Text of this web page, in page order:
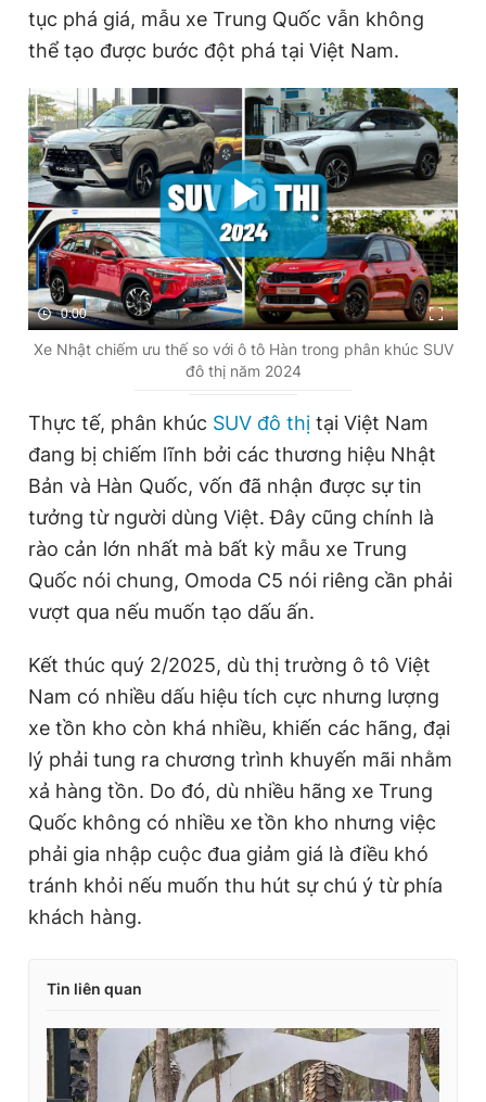
tục phá giá, mẫu xe Trung Quốc vẫn không
thể tạo được bước đột phá tại Việt Nam.
0:00
Xe Nhật chiếm ưu thế so với ô tô Hàn trong phân khúc SUV
đô thị năm 2024
Thực tế, phân khúc SUV đô thị tại Việt Nam
đang bị chiếm lĩnh bởi các thương hiệu Nhật
Bản và Hàn Quốc, vốn đã nhận được sự tin
tưởng từ người dùng Việt. Đây cũng chính là
rào cản lớn nhất mà bất kỳ mẫu xe Trung
Quốc nói chung, Omoda C5 nói riêng cần phải
vượt qua nếu muốn tạo dấu ấn.
Kết thúc quý 2/2025, dù thị trường ô tô Việt
Nam có nhiều dấu hiệu tích cực nhưng lượng
xe tồn kho còn khá nhiều, khiến các hãng, đại
lý phải tung ra chương trình khuyến mãi nhằm
xả hàng tồn. Do đó, dù nhiều hãng xe Trung
Quốc không có nhiều xe tồn kho nhưng việc
phải gia nhập cuộc đua giảm giá là điều khó
tránh khỏi nếu muốn thu hút sự chú ý từ phía
khách hàng.
Tin liên quan